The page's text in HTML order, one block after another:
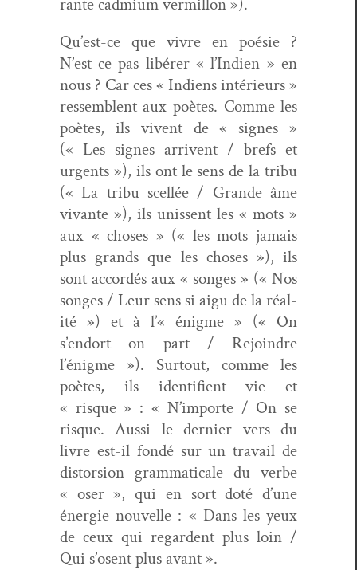
Qu’est-ce que vivre en poésie ?
N’est-ce pas libér­er « l’Indien » en
nous ? Car ces « Indi­ens intérieurs »
ressem­blent aux poètes. Comme les
poètes, ils vivent de « signes »
(« Les signes arrivent / brefs et
urgents »), ils ont le sens de la tribu
(« La tribu scel­lée / Grande âme
vivante »), ils unis­sent les « mots »
aux « choses » (« les mots jamais
plus grands que les choses »), ils
sont accordés aux « songes » (« Nos
songes / Leur sens si aigu de la réal­
ité ») et à l’« énigme » (« On
s’endort on part / Rejoin­dre
l’énigme »). Surtout, comme les
poètes, ils iden­ti­fient vie et
« risque » : « N’importe / On se
risque. Aus­si le dernier vers du
livre est-il fondé sur un tra­vail de
dis­tor­sion gram­mat­i­cale du verbe
« oser », qui en sort doté d’une
énergie nou­velle : « Dans les yeux
de ceux qui regar­dent plus loin /
Qui s’osent plus avant ».